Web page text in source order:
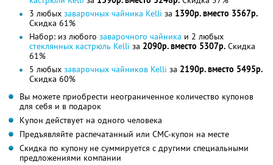
3 любых заварочных чайника Kelli за 1390р. вместо 3567р.
Скидка 61%
Набор: из любого заварочного чайника и 2 любых
стеклянных кастрюль Kelli за 2090р. вместо 5307р. Скидка
61%
5 любых заварочных чайников Kelli за 2190р. вместо 5495р.
Скидка 60%
Вы можете приобрести неограниченное количество купонов
для себя и в подарок
Купон действует на одного человека
Предъявляйте распечатанный или СМС-купон на месте
Скидка по купону не суммируется с другими специальными
предложениями компании